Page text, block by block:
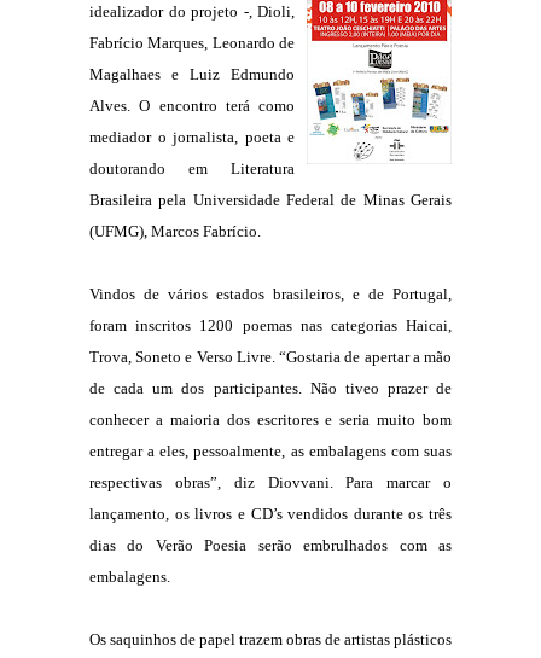
idealizador do projeto -, Dioli,
Fabrício Marques, Leonardo de
Magalhaes e Luiz Edmundo
Alves. O encontro terá como
mediador o jornalista, poeta e
doutorando em Literatura
Brasileira pela Universidade Federal de Minas Gerais
(UFMG), Marcos Fabrício.
Vindos de vários estados brasileiros, e de Portugal,
foram inscritos 1200 poemas nas categorias Haicai,
Trova, Soneto e Verso Livre. “Gostaria de apertar a mão
de cada um dos participantes. Não tiveo prazer de
conhecer a maioria dos escritores e seria muito bom
entregar a eles, pessoalmente, as embalagens com suas
respectivas obras”, diz Diovvani. Para marcar o
lançamento, os livros e CD’s vendidos durante os três
dias do Verão Poesia serão embrulhados com as
embalagens.
Os saquinhos de papel trazem obras de artistas plásticos